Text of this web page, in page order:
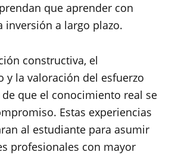
que aprender con
inversión a largo plazo.
constructiva, el
y la valoración del esfuerzo
que el conocimiento real se
Estas experiencias
al estudiante para asumir
profesionales con mayor